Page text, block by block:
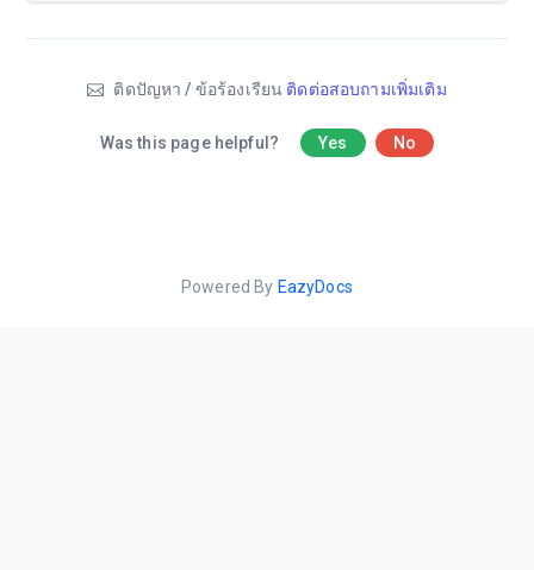
ติดปัญหา / ข้อร้องเรียน ติดต่อสอบถามเพิ่มเติม
Was this page helpful? Yes No
Powered By EazyDocs